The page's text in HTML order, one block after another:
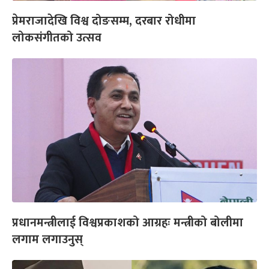
प्रेमराजादेखि विश्व दोङसम्म, दरबार रोधीमा
लोकसंगीतको उत्सव
प्रधानमन्त्रीलाई विश्वप्रकाशको आग्रहः मन्त्रीको बोलीमा
लगाम लगाउनुस्